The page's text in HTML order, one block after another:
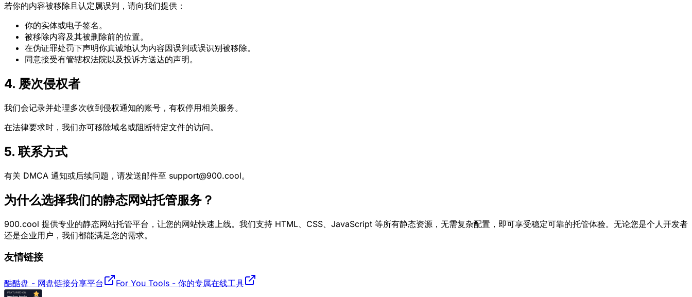
若你的内容被移除且认定属误判，请向我们提供：
你的实体或电子签名。
被移除内容及其被删除前的位置。
在伪证罪处罚下声明你真诚地认为内容因误判或误识别被移除。
同意接受有管辖权法院以及投诉方送达的声明。
4. 屡次侵权者
我们会记录并处理多次收到侵权通知的账号，有权停用相关服务。
在法律要求时，我们亦可移除域名或阻断特定文件的访问。
5. 联系方式
有关 DMCA 通知或后续问题，请发送邮件至 support@900.cool。
为什么选择我们的静态网站托管服务？
900.cool 提供专业的静态网站托管平台，让您的网站快速上线。我们支持 HTML、CSS、JavaScript 等所有静态资源，无需复杂配置，即可享受稳定可靠的托管体验。无论您是个人开发者
还是企业用户，我们都能满足您的需求。
友情链接
酷酷盘 - 网盘链接分享平台 For You Tools - 你的专属在线工具